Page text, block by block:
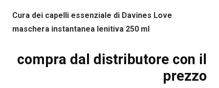
Cura dei capelli essenziale di Davines Love
maschera instantanea lenitiva 250 ml
compra dal distributore con il
prezzo